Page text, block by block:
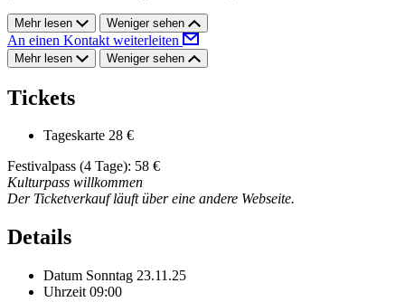
Mehr lesen Weniger sehen
An einen Kontakt weiterleiten
Mehr lesen Weniger sehen
Tickets
Tageskarte 28 €
Festivalpass (4 Tage): 58 €
Kulturpass willkommen
Der Ticketverkauf läuft über eine andere Webseite.
Details
Datum Sonntag 23.11.25
Uhrzeit 09:00